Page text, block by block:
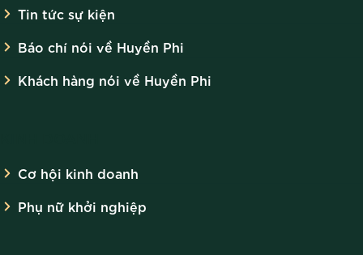
Tin tức sự kiện
Báo chí nói về Huyền Phi
Khách hàng nói về Huyền Phi
Cơ hội kinh doanh
Phụ nữ khởi nghiệp